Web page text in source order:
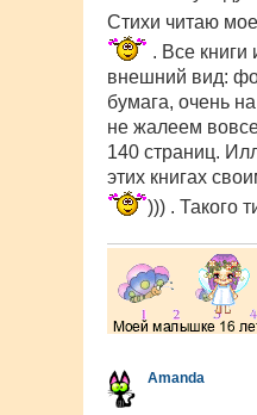
Стихи читаю
. Все
внешний вид:
бумага, очень
не жалеем
140 страниц.
этих книгах
))) . Такого
Amanda